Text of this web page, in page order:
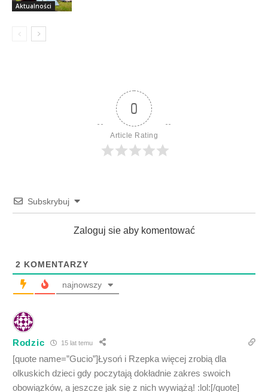
Aktualności
0
Article Rating
Subskrybuj
Zaloguj sie aby komentować
2 KOMENTARZY
najnowszy
Rodzic 15 lat temu
[quote name=”Gucio”]Łysoń i Rzepka więcej zrobią dla
olkuskich dzieci gdy poczytają dokładnie zakres swoich
obowiązków, a jeszcze jak się z nich wywiążą! :lol:[/quote]